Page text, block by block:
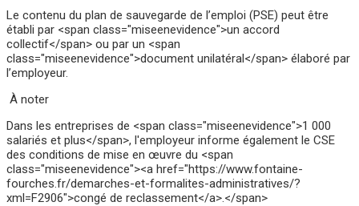
Le contenu du plan de sauvegarde de l’emploi (PSE) peut être
établi par <span class="miseenevidence">un accord
collectif</span> ou par un <span
class="miseenevidence">document unilatéral</span> élaboré par
l’employeur.
À noter
Dans les entreprises de <span class="miseenevidence">1 000
salariés et plus</span>, l'employeur informe également le CSE
des conditions de mise en œuvre du <span
class="miseenevidence"><a href="https://www.fontaine-
fourches.fr/demarches-et-formalites-administratives/?
xml=F2906">congé de reclassement</a>.</span>